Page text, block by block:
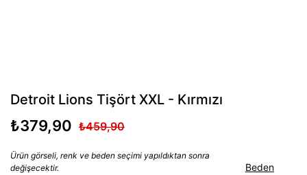
Detroit Lions Tişört XXL - Kırmızı
₺379,90 ₺459,90
Ürün görseli, renk ve beden seçimi yapıldıktan sonra
değişecektir.
Beden